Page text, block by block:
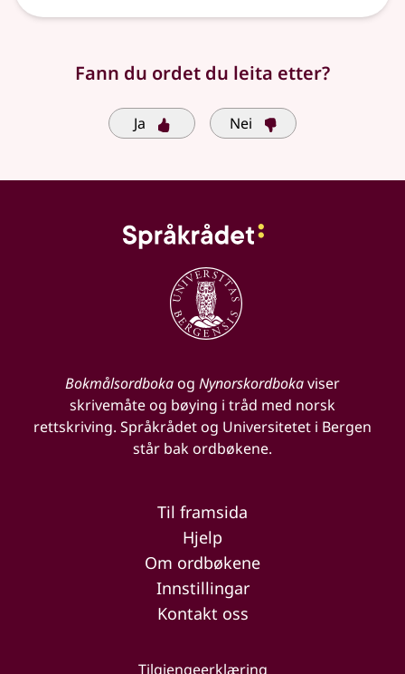
Fann du ordet du leita etter?
Ja Nei
Bokmålsordbokaog Nynorskordbokaviser
skrivemåte og bøying i tråd med norsk
rettskriving. Språkrådet og Universitetet i Bergen
står bak ordbøkene.
Til framsida
Hjelp
Om ordbøkene
Innstillingar
Kontakt oss
Tilgjengeerklæring